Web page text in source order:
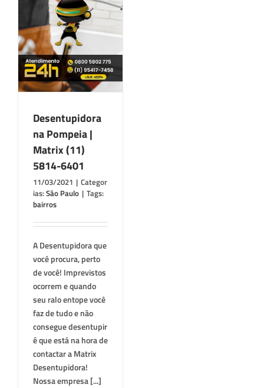
Desentupidora
na Pompeia |
Matrix (11)
5814-6401
11/03/2021 | Categor
ias:São Paulo | Tags:
bairros
A Desentupidora que
você procura, perto
de você! Imprevistos
ocorrem e quando
seu ralo entope você
faz de tudo e não
consegue desentupir
é que está na hora de
contactar a Matrix
Desentupidora!
Nossa empresa [...]